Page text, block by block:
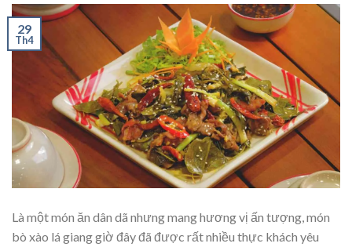
29
Th4
Là một món ăn dân dã nhưng mang hương vị ấn tượng, món
bò xào lá giang giờ đây đã được rất nhiều thực khách yêu